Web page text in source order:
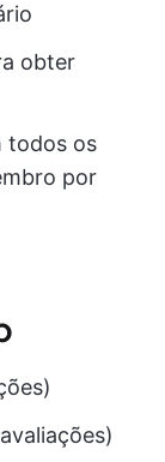
obter
todos os
por